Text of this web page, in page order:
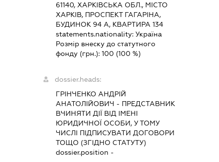
61140, ХАРКІВСЬКА ОБЛ., МІСТО
ХАРКІВ, ПРОСПЕКТ ГАГАРІНА,
БУДИНОК 94 А, КВАРТИРА 134
statements.nationality:Україна
Розмір внеску до статутного
фонду (грн.):100 (100 %)
dossier.heads:
ГРІНЧЕНКО АНДРІЙ
АНАТОЛІЙОВИЧ - ПРЕДСТАВНИК
ВЧИНЯТИ ДІЇ ВІД ІМЕНІ
ЮРИДИЧНОЇ ОСОБИ, У ТОМУ
ЧИСЛІ ПІДПИСУВАТИ ДОГОВОРИ
ТОЩО (ЗГІДНО СТАТУТУ)
dossier.position -